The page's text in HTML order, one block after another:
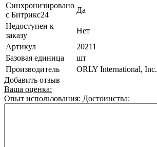
Синхронизировано
с Битрикс24
Да
Недоступен к
заказу
Нет
Артикул
20211
Базовая единица
шт
Производитель
ORLY International, Inc.
Добавить отзыв
Ваша оценка:
Опыт использования: Достоинства: